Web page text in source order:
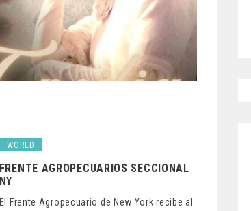
WORLD
FRENTE AGROPECUARIOS SECCIONAL
NY
El Frente Agropecuario de New York recibe al